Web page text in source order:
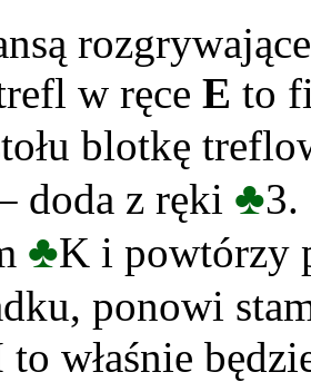
w ręce E to
blotkę
doda z ręki ♣
♣K i powtórzy
ponowi
właśnie